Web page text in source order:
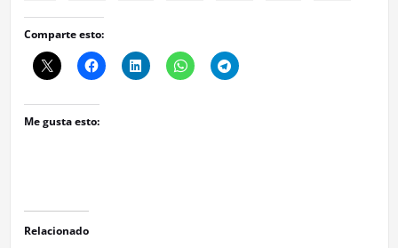
Comparte esto:
Me gusta esto:
Relacionado